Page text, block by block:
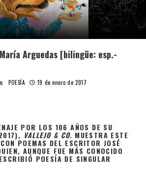
Arguedas [bilingüe: esp.-
POESÍA 19 de enero de 2017
POR LOS 106 AÑOS DE SU
VALLEJO & CO. MUESTRA ESTE
POEMAS DEL ESCRITOR JOSÉ
AUNQUE FUE MÁS CONOCIDO
POESÍA DE SINGULAR